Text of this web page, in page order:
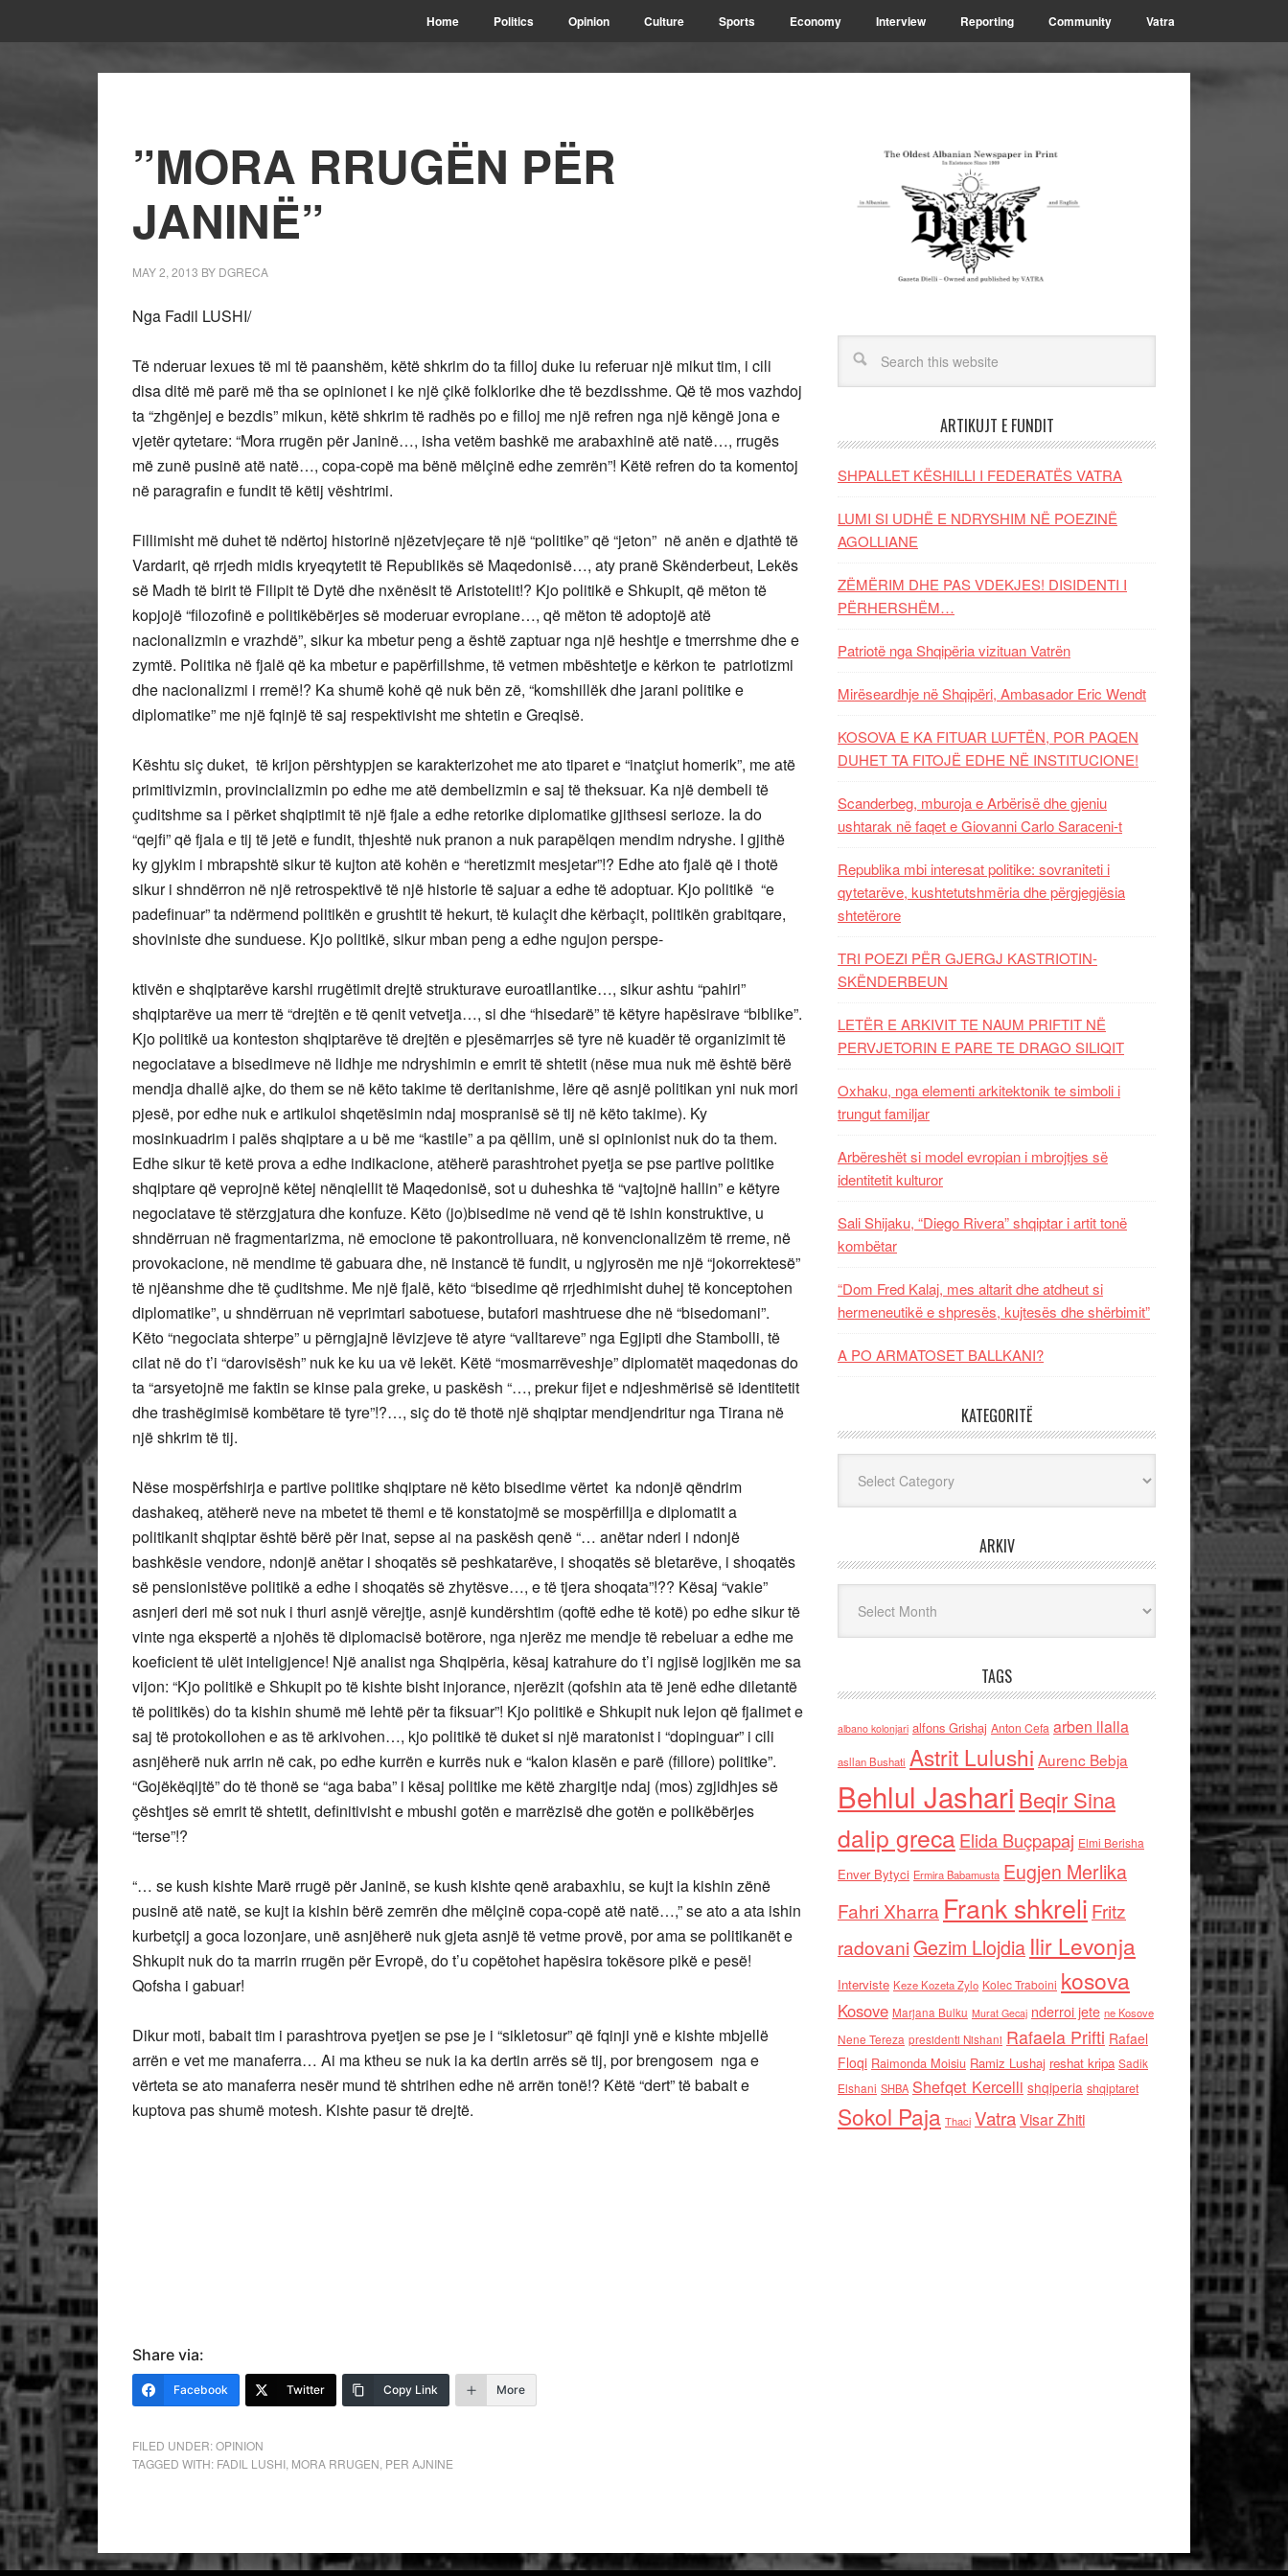
Home Politics Opinion Culture Sports Economy Interview Reporting Community Vatra
”MORA RRUGËN PËR
JANINË”
MAY 2, 2013 BY DGRECA
Nga Fadil LUSHI/
Të nderuar lexues të mi të paanshëm, këtë shkrim do ta filloj duke iu referuar një mikut tim, i cili
disa ditë më parë më tha se opinionet i ke një çikë folklorike dhe të bezdisshme. Që të mos vazhdoj
ta “zhgënjej e bezdis” mikun, këtë shkrim të radhës po e filloj me një refren nga një këngë jona e
vjetër qytetare: “Mora rrugën për Janinë…, isha vetëm bashkë me arabaxhinë atë natë…, rrugës
më zunë pusinë atë natë…, copa-copë ma bënë mëlçinë edhe zemrën”! Këtë refren do ta komentoj
në paragrafin e fundit të këtij vështrimi.
Fillimisht më duhet të ndërtoj historinë njëzetvjeçare të një “politike” që “jeton” në anën e djathtë të
Vardarit, që rrjedh midis kryeqytetit të Republikës së Maqedonisë…, aty pranë Skënderbeut, Lekës
së Madh të birit të Filipit të Dytë dhe nxënësit të Aristotelit!? Kjo politikë e Shkupit, që mëton të
kopjojë “filozofinë e politikëbërjes së moderuar evropiane…, që mëton të adoptojë atë
nacionalizmin e vrazhdë”, sikur ka mbetur peng a është zaptuar nga një heshtje e tmerrshme dhe e
zymtë. Politika në fjalë që ka mbetur e papërfillshme, të vetmen mbështetje e kërkon te patriotizmi
dhe nacionalizmi i rremë!? Ka shumë kohë që nuk bën zë, “komshillëk dhe jarani politike e
diplomatike” me një fqinjë të saj respektivisht me shtetin e Greqisë.
Kështu siç duket, të krijon përshtypjen se karakterizohet me ato tiparet e “inatçiut homerik”, me atë
primitivizmin, provincializmin po edhe me atë dembelizmin e saj të theksuar. Ka një dembeli të
çuditshme sa i përket shqiptimit të një fjale a edhe retorike diplomatike gjithsesi serioze. Ia do
“qejfi” që fjala e tij të jetë e fundit, thjeshtë nuk pranon a nuk parapëlqen mendim ndryshe. I gjithë
ky gjykim i mbrapshtë sikur të kujton atë kohën e “heretizmit mesjetar”!? Edhe ato fjalë që i thotë
sikur i shndërron në një retrospektivë të një historie të sajuar a edhe të adoptuar. Kjo politikë “e
padefinuar” ta ndërmend politikën e grushtit të hekurt, të kulaçit dhe kërbaçit, politikën grabitqare,
shoviniste dhe sunduese. Kjo politikë, sikur mban peng a edhe ngujon perspe-
ktivën e shqiptarëve karshi rrugëtimit drejtë strukturave euroatllantike…, sikur ashtu “pahiri”
shqiptarëve ua merr të “drejtën e të qenit vetvetja…, si dhe “hisedarë” të këtyre hapësirave “biblike”.
Kjo politikë ua konteston shqiptarëve të drejtën e pjesëmarrjes së tyre në kuadër të organizimit të
negociatave a bisedimeve në lidhje me ndryshimin e emrit të shtetit (nëse mua nuk më është bërë
mendja dhallë ajke, do them se në këto takime të deritanishme, lëre që asnjë politikan yni nuk mori
pjesë, por edhe nuk e artikuloi shqetësimin ndaj mospranisë së tij në këto takime). Ky
mosinkuadrim i palës shqiptare a u bë me “kastile” a pa qëllim, unë si opinionist nuk do ta them.
Edhe sikur të ketë prova a edhe indikacione, atëherë parashtrohet pyetja se pse partive politike
shqiptare që veprojnë këtej nënqiellit të Maqedonisë, sot u duheshka të “vajtojnë hallin” e këtyre
negociatave të stërzgjatura dhe konfuze. Këto (jo)bisedime në vend që të ishin konstruktive, u
shndërruan në fragmentarizma, në emocione të pakontrolluara, në konvencionalizëm të rreme, në
provokacione, në mendime të gabuara dhe, në instancë të fundit, u ngjyrosën me një “jokorrektesë”
të njëanshme dhe të çuditshme. Me një fjalë, këto “bisedime që rrjedhimisht duhej të konceptohen
diplomatike”, u shndërruan në veprimtari sabotuese, butafori mashtruese dhe në “bisedomani”.
Këto “negociata shterpe” u përngjajnë lëvizjeve të atyre “valltareve” nga Egjipti dhe Stambolli, të
cilat në do t’i “darovisësh” nuk ke ku ua vë lekët. Këtë “mosmarrëveshje” diplomatët maqedonas do
ta “arsyetojnë me faktin se kinse pala greke, u paskësh “…, prekur fijet e ndjeshmërisë së identitetit
dhe trashëgimisë kombëtare të tyre”!?…, siç do të thotë një shqiptar mendjendritur nga Tirana në
një shkrim të tij.
Nëse mospërfshirja e partive politike shqiptare në këto bisedime vërtet ka ndonjë qëndrim
dashakeq, atëherë neve na mbetet të themi e të konstatojmë se mospërfillja e diplomatit a
politikanit shqiptar është bërë për inat, sepse ai na paskësh qenë “… anëtar nderi i ndonjë
bashkësie vendore, ndonjë anëtar i shoqatës së peshkatarëve, i shoqatës së bletarëve, i shoqatës
së pensionistëve politikë a edhe i shoqatës së zhytësve…, e të tjera shoqata”!?? Kësaj “vakie”
asnjeri deri më sot nuk i thuri asnjë vërejtje, asnjë kundërshtim (qoftë edhe të kotë) po edhe sikur të
vinte nga ekspertë a njohës të diplomacisë botërore, nga njerëz me mendje të rebeluar a edhe me
koeficient të ulët inteligjence! Një analist nga Shqipëria, kësaj katrahure do t’i ngjisë logjikën me sa
vijon: “Kjo politikë e Shkupit po të kishte bisht injorance, njerëzit (qofshin ata të jenë edhe diletantë
të politikës) do ta kishin shumë më lehtë për ta fiksuar”! Kjo politikë e Shkupit nuk lejon që fjalimet e
saj të protokollohen e as të arkivohen…, kjo politikë të duket si një maratonist i “dopinguar” i cili
asnjëherë nuk arrin në cak, po edhe kurrën e kurrës nuk e “kalon klasën e parë (fillore) politike”.
“Gojëkëqijtë” do të thonë se “aga baba” i kësaj politike me këtë zhargitje ndaj (mos) zgjidhjes së
çështjes së emrit të shtetit, definitivisht e mbushi gotën e marrëzisë dhe gotën e polikëbërjes
“terse”!?
“… se kush kishte Marë rrugë për Janinë, se kush kishte qenë arabaxhiu, se kujt ia kishin zënë
pusinë atë natë, se kujt ia kishin bërë zemrën dhe mëlçinë copa-copë atë natë…,” se ato a ata ishin
kurbetçij a goca lozonjare, unë asnjëherë nuk gjeta asnjë të vetme provë, por ama se politikanët e
Shkupit nuk do ta marrin rrugën për Evropë, do t’u copëtohet hapësira tokësore pikë e pesë!
Qofsha i gabuar!
Dikur moti, babait tim i parashtrova pyetjen se pse je i “sikletosur” që fqinji ynë e kishte mbjellë
arrën e vet me manaferra… Ai ma ktheu se nuk ia ka dertin arrës së tij, por brengosem nga e
vërteta se ato manaferra nesër mund të shtrihen edhe në arrën tonë!? Këtë “dert” të babait e
kuptova pas shumë motesh. Kishte pasur të drejtë.
Share via:
Facebook Twitter Copy Link More
FILED UNDER:OPINION
TAGGED WITH: FADIL LUSHI MORA RRUGEN PER AJNINE
ARTIKUJT E FUNDIT
SHPALLET KËSHILLI I FEDERATËS VATRA
LUMI SI UDHË E NDRYSHIM NË POEZINË
AGOLLIANE
ZËMËRIM DHE PAS VDEKJES! DISIDENTI I
PËRHERSHËM…
Patriotë nga Shqipëria vizituan Vatrën
Mirëseardhje në Shqipëri, Ambasador Eric Wendt
KOSOVA E KA FITUAR LUFTËN, POR PAQEN
DUHET TA FITOJË EDHE NË INSTITUCIONE!
Scanderbeg, mburoja e Arbërisë dhe gjeniu
ushtarak në faqet e Giovanni Carlo Saraceni-t
Republika mbi interesat politike: sovraniteti i
qytetarëve, kushtetutshmëria dhe përgjegjësia
shtetërore
TRI POEZI PËR GJERGJ KASTRIOTIN-
SKËNDERBEUN
LETËR E ARKIVIT TE NAUM PRIFTIT NË
PERVJETORIN E PARE TE DRAGO SILIQIT
Oxhaku, nga elementi arkitektonik te simboli i
trungut familjar
Arbëreshët si model evropian i mbrojtjes së
identitetit kulturor
Sali Shijaku, “Diego Rivera” shqiptar i artit tonë
kombëtar
“Dom Fred Kalaj, mes altarit dhe atdheut si
hermeneutikë e shpresës, kujtesës dhe shërbimit”
A PO ARMATOSET BALLKANI?
KATEGORITË
ARKIV
TAGS
albano kolonjari alfons Grishaj Anton Cefa arben llalla
asllan Bushati Astrit Lulushi Aurenc Bebja
Behlul Jashari Beqir Sina
dalip grecaElida Buçpapaj Elmi Berisha
Enver Bytyci Ermira Babamusta Eugjen Merlika
Fahri Xharra Frank shkreli Fritz
radovaniGezim Llojdia Ilir Levonja
Interviste Keze Kozeta Zylo Kolec Traboini kosova
Kosove Marjana Bulku Murat Gecaj nderroi jete ne Kosove
Nene Tereza presidenti Nishani Rafaela Prifti Rafael
Floqi Raimonda Moisiu Ramiz Lushaj reshat kripa Sadik
Elshani SHBA Shefqet Kercelli shqiperia shqiptaret
Sokol Paja Thaci VatraVisar Zhiti